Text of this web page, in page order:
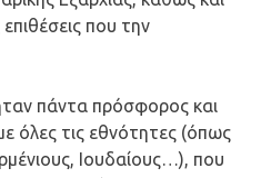
που την
πάντα πρόσφορος και
όλες τις εθνότητες (όπως
Ιουδαίους…), που